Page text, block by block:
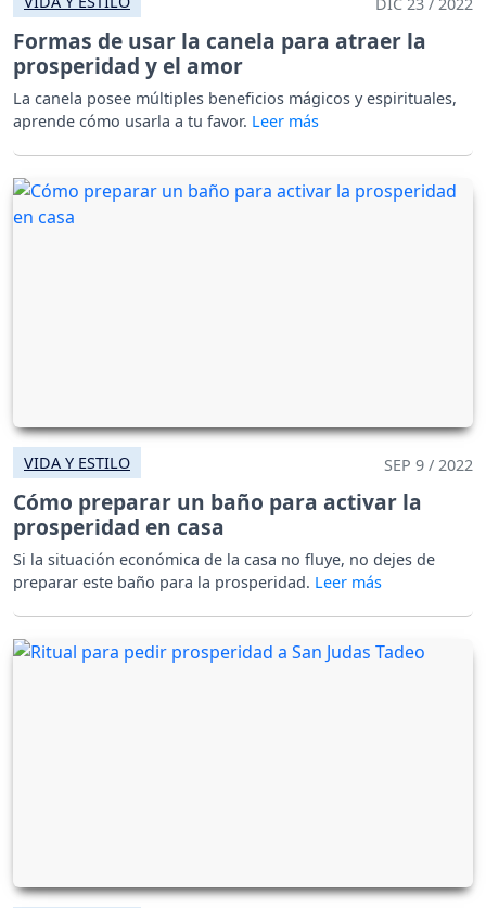
Formas de usar la canela para atraer la
prosperidad y el amor
La canela posee múltiples beneficios mágicos y espirituales,
aprende cómo usarla a tu favor.
VIDA Y ESTILO SEP 9 / 2022
Cómo preparar un baño para activar la
prosperidad en casa
Si la situación económica de la casa no fluye, no dejes de
preparar este baño para la prosperidad.